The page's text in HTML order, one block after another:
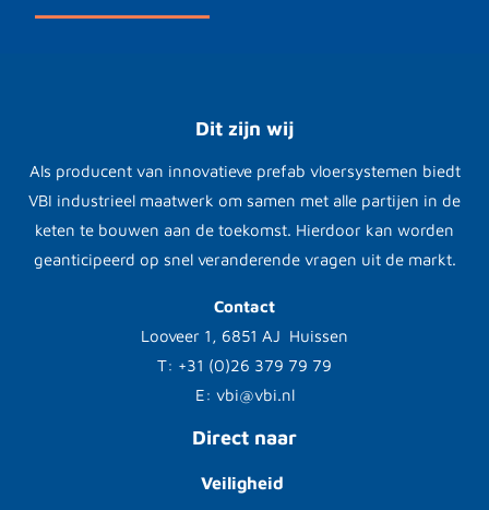
Dit zijn wij
Als producent van innovatieve prefab vloersystemen biedt
VBI industrieel maatwerk om samen met alle partijen in de
keten te bouwen aan de toekomst. Hierdoor kan worden
geanticipeerd op snel veranderende vragen uit de markt.
Contact
Looveer 1, 6851 AJ Huissen
T: +31 (0)26 379 79 79
E: vbi@vbi.nl
Direct naar
Veiligheid